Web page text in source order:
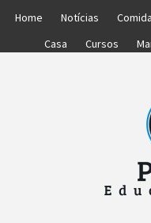
Home Notícias
Casa
Cursos